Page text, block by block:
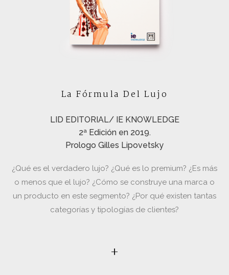
La Fórmula Del Lujo
LID EDITORIAL/ IE KNOWLEDGE
2ª Edición en 2019.
Prologo Gilles Lipovetsky
¿Qué es el verdadero lujo? ¿Qué es lo premium? ¿Es más
o menos que el lujo? ¿Cómo se construye una marca o
un producto en este segmento? ¿Por qué existen tantas
categorías y tipologías de clientes?
+